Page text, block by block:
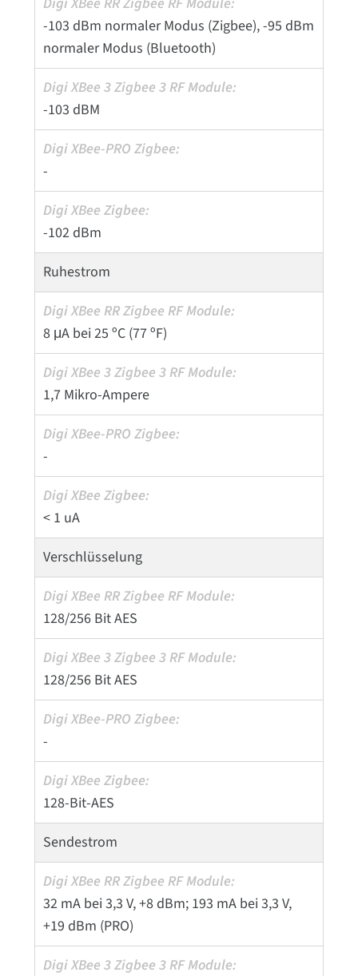
-103 dBm normaler Modus (Zigbee), -95 dBm
normaler Modus (Bluetooth)
-103 dBM
-
-102 dBm
Ruhestrom
8 μA bei 25 ºC (77 ºF)
1,7 Mikro-Ampere
-
< 1 uA
Verschlüsselung
128/256 Bit AES
128/256 Bit AES
-
128-Bit-AES
Sendestrom
32 mA bei 3,3 V, +8 dBm; 193 mA bei 3,3 V,
+19 dBm (PRO)